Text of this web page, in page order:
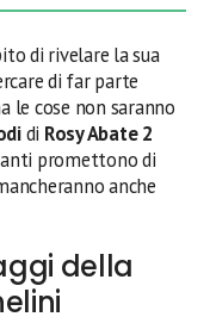
di rivelare la sua
di far parte
le cose non saranno
di Rosy Abate 2
promettono di
anche
della